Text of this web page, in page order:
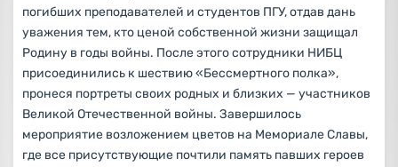
погибших преподавателей и студентов ПГУ, отдав дань
уважения тем, кто ценой собственной жизни защищал
Родину в годы войны. После этого сотрудники НИБЦ
присоединились к шествию «Бессмертного полка»,
пронеся портреты своих родных и близких — участников
Великой Отечественной войны. Завершилось
мероприятие возложением цветов на Мемориале Славы,
где все присутствующие почтили память павших героев